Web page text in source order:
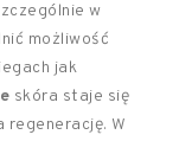
w
możliwość
jak
skóra staje się
W